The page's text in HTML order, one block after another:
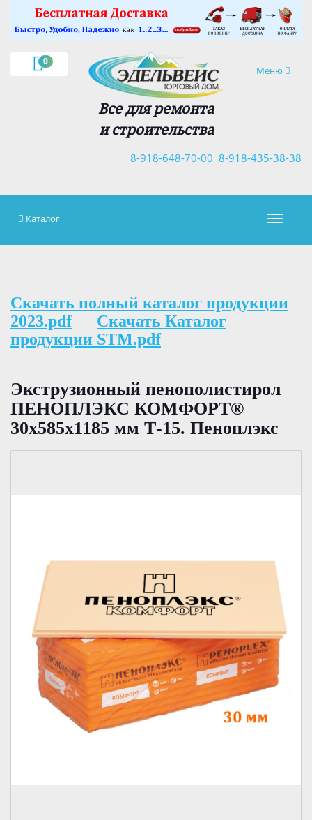
0
Навигация
Меню
Все для ремонта
и строительства
8-918-435-38-38
8-918-648-70-00
×
Каталог
Скачать полный каталог продукции
2023.pdf
Скачать Каталог
продукции STM.pdf
Экструзионный пенополистирол
ПЕНОПЛЭКС КОМФОРТ®
30х585х1185 мм Т-15. Пеноплэкс